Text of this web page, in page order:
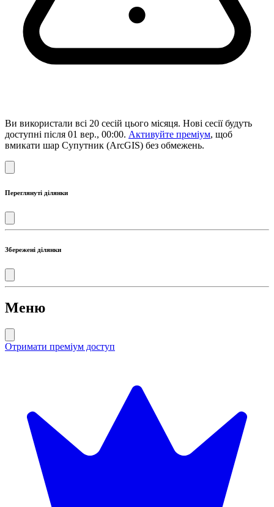
Ви використали всі 20 сесій цього місяця. Нові сесії будуть
доступні після 01 вер., 00:00. Активуйте преміум, щоб
вмикати шар Супутник (ArcGIS) без обмежень.
Переглянуті ділянки
Збережені ділянки
Меню
Отримати преміум доступ